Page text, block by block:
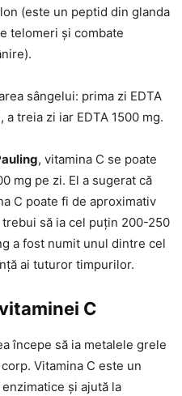
(este un peptid din glanda
telomeri și combate
sângelui: prima zi EDTA
a treia zi iar EDTA 1500 mg.
, vitamina C se poate
mg pe zi. El a sugerat că
C poate fi de aproximativ
să ia cel puțin 200-250
a fost numit unul dintre cel
ai tuturor timpurilor.
C
începe să ia metalele grele
Vitamina C este un
și ajută la